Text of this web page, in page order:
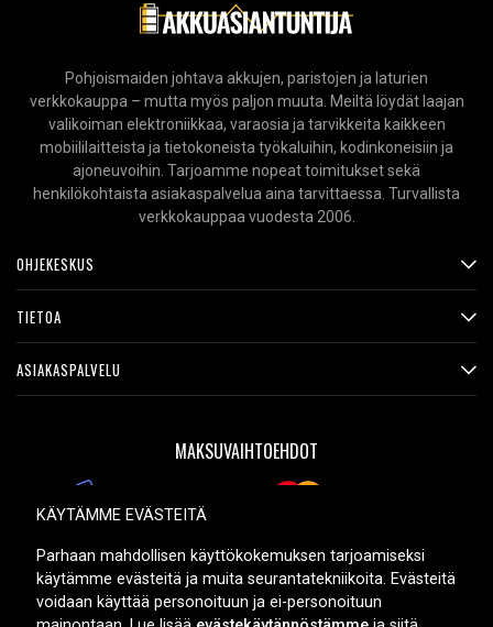
Pohjoismaiden johtava akkujen, paristojen ja laturien
verkkokauppa – mutta myös paljon muuta. Meiltä löydät laajan
valikoiman elektroniikkaa, varaosia ja tarvikkeita kaikkeen
mobiililaitteista ja tietokoneista työkaluihin, kodinkoneisiin ja
ajoneuvoihin. Tarjoamme nopeat toimitukset sekä
henkilökohtaista asiakaspalvelua aina tarvittaessa. Turvallista
verkkokauppaa vuodesta 2006.
OHJEKESKUS
TIETOA
ASIAKASPALVELU
MAKSUVAIHTOEHDOT
TOIMITUSVAIHTOEHDOT
KÄYTÄMME EVÄSTEITÄ
Parhaan mahdollisen käyttökokemuksen tarjoamiseksi
käytämme evästeitä ja muita seurantatekniikoita. Evästeitä
voidaan käyttää personoituun ja ei-personoituun